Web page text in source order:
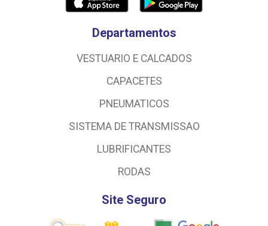
Departamentos
VESTUARIO E CALCADOS
CAPACETES
PNEUMATICOS
SISTEMA DE TRANSMISSAO
LUBRIFICANTES
RODAS
Site Seguro